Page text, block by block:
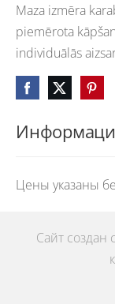
Цены указаны
Maza izmēra
piemērota
individuālās
Сайт создан с